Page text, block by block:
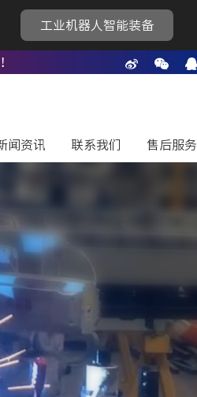
工业机器人智能装备
闻资讯 联系我们 售后服务